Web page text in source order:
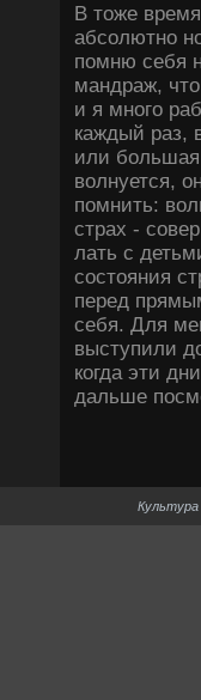
В тоже
абсолютно
помню себя
мандраж,
и я много
каждый раз,
или
волнуется,
помнить:
страх -
лать с
состояния
перед
себя. Для
выступили
когда эти
дальше
Культура